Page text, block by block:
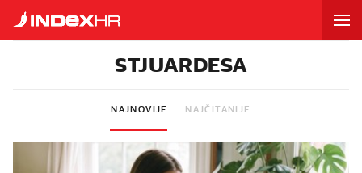
STJUARDESA
NAJNOVIJE NAJČITANIJE